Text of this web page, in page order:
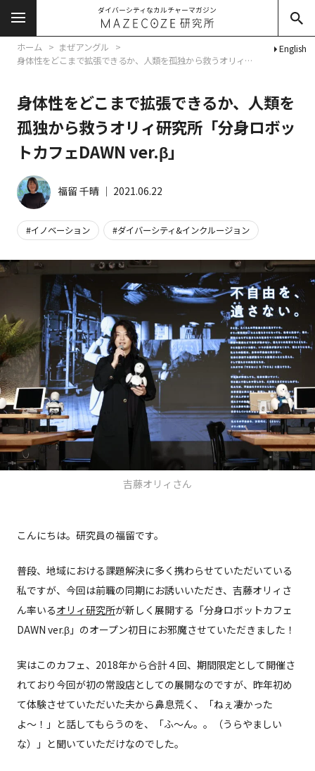
ダイバーシティなカルチャーマガジン
English
ホーム
まぜアングル
身体性をどこまで拡張できるか、人類を孤独から救うオリィ研究所「分身ロボットカフェDAWN ver.β」
身体性をどこまで拡張できるか、人類を
孤独から救うオリィ研究所「分身ロボッ
トカフェDAWN ver.β」
福留 千晴 │ 2021.06.22
イノベーション ダイバーシティ&インクルージョン
吉藤オリィさん
こんにちは。研究員の福留です。
普段、地域における課題解決に多く携わらせていただいている
私ですが、今回は前職の同期にお誘いいただき、吉藤オリィさ
ん率いるオリィ研究所が新しく展開する「分身ロボットカフェ
DAWN ver.β」のオープン初日にお邪魔させていただきました！
実はこのカフェ、2018年から合計４回、期間限定として開催さ
れており今回が初の常設店としての展開なのですが、昨年初め
て体験させていただいた夫から鼻息荒く、「ねぇ凄かった
よ〜！」と話してもらうのを、「ふ〜ん。。（うらやましい
な）」と聞いていただけなのでした。